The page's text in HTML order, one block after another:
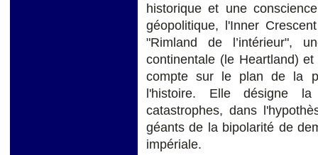
historique et une
géopolitique, l'Inner
"Rimland de l’intérieur",
continentale (le Heartland)
compte sur le plan de la
l'histoire. Elle désigne
catastrophes, dans
géants de la bipolarité de
impériale.